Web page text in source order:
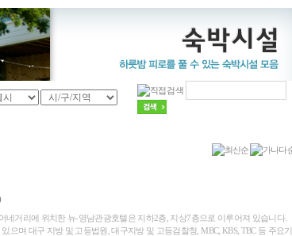
네거리에 위치한 뉴-영남관광호텔은 지하2층, 지상7층으로 이루어져 있습니다.
으며 대구 지방 및 고등법원, 대구지방 및 고등검찰청, MBC, KBS, TBC 등 주요기